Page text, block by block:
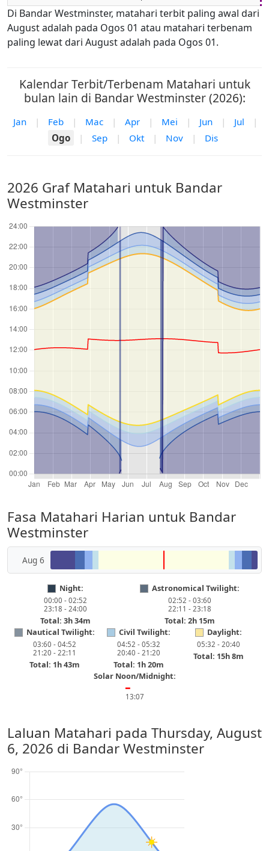
Di Bandar Westminster, matahari terbit paling awal dari
August adalah pada Ogos 01 atau matahari terbenam
paling lewat dari August adalah pada Ogos 01.
Kalendar Terbit/Terbenam Matahari untuk
bulan lain di Bandar Westminster (2026):
Jan | Feb | Mac | Apr | Mei | Jun | Jul
|
Ogo
| Sep | Okt | Nov | Dis
2026 Graf Matahari untuk Bandar
Westminster
Fasa Matahari Harian untuk Bandar
Westminster
Aug 6
Night:
00:00 - 02:52
23:18 - 24:00
Total: 3h 34m
Astronomical Twilight:
02:52 - 03:60
22:11 - 23:18
Total: 2h 15m
Nautical Twilight:
03:60 - 04:52
21:20 - 22:11
Total: 1h 43m
Civil Twilight:
04:52 - 05:32
20:40 - 21:20
Total: 1h 20m
Daylight:
05:32 - 20:40
Total: 15h 8m
Solar Noon/Midnight:
━
13:07
Laluan Matahari pada Thursday, August
6, 2026 di Bandar Westminster